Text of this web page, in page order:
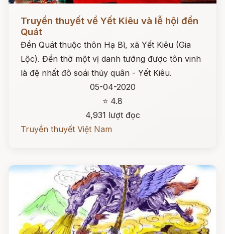
Đọc ngay
Truyền thuyết về Yết Kiêu và lễ hội đền
Quát
Đền Quát thuộc thôn Hạ Bì, xã Yết Kiêu (Gia
Lộc). Đền thờ một vị danh tướng được tôn vinh
là đệ nhất đô soái thủy quân - Yết Kiêu.
05-04-2020
⭐ 4.8
4,931 lượt đọc
Truyền thuyết Việt Nam